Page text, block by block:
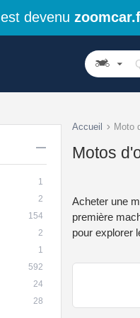
est devenu
Accueil Moto
Motos
Acheter une
première
pour explorer

1
2
154
2
1
592
24
28